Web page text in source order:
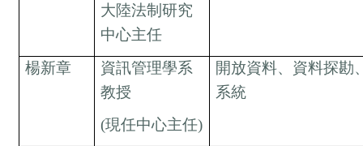
大陸法制研究
中心主任
楊新章
資訊管理學系
教授
(現任中心主任)
開放資料、資料探勘
系統